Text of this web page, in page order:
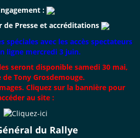
:
de Presse et accréditations
spéciales avec les accès spectateurs
ligne mercredi 3 juin.
seront disponible samedi 30 mai,
de Tony Grosdemouge.
Cliquez sur la bannière pour
au site :
du Rallye